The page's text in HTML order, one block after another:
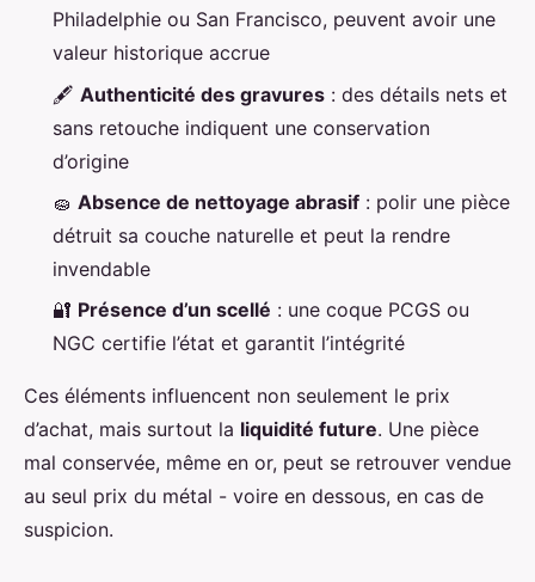
Philadelphie ou San Francisco, peuvent avoir une
valeur historique accrue
🖋️ Authenticité des gravures : des détails nets et
sans retouche indiquent une conservation
d’origine
🧽 Absence de nettoyage abrasif : polir une pièce
détruit sa couche naturelle et peut la rendre
invendable
🔐 Présence d’un scellé : une coque PCGS ou
NGC certifie l’état et garantit l’intégrité
Ces éléments influencent non seulement le prix
d’achat, mais surtout la liquidité future. Une pièce
mal conservée, même en or, peut se retrouver vendue
au seul prix du métal - voire en dessous, en cas de
suspicion.